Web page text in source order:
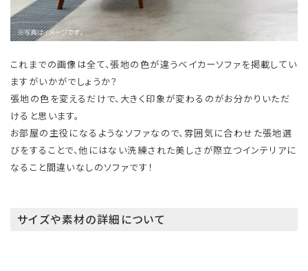
これまでの画像は全て、張地の色が違うベイカーソファを掲載してい
ますがいかがでしょうか？
張地の色を変えるだけで、大きく印象が変わるのがお分かりいただ
けると思います。
お部屋の主役になるようなソファなので、雰囲気に合わせた張地選
びをすることで、他にはない洗練された美しさが際立つインテリアに
なること間違いなしのソファです！
サイズや素材の詳細について